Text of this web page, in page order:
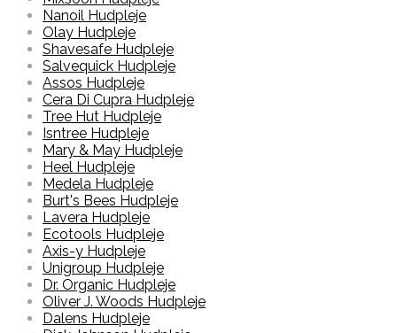
Nanoil Hudpleje
Olay Hudpleje
Shavesafe Hudpleje
Salvequick Hudpleje
Assos Hudpleje
Cera Di Cupra Hudpleje
Tree Hut Hudpleje
Isntree Hudpleje
Mary & May Hudpleje
Heel Hudpleje
Medela Hudpleje
Burt's Bees Hudpleje
Lavera Hudpleje
Ecotools Hudpleje
Axis-y Hudpleje
Unigroup Hudpleje
Dr. Organic Hudpleje
Oliver J. Woods Hudpleje
Dalens Hudpleje